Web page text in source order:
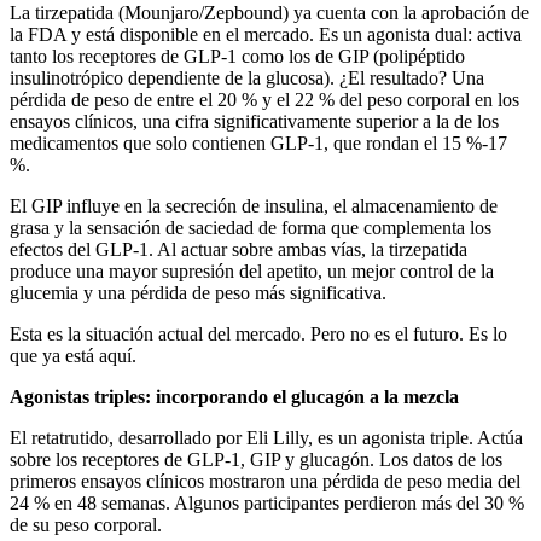
La tirzepatida (Mounjaro/Zepbound) ya cuenta con la aprobación de
la FDA y está disponible en el mercado. Es un agonista dual: activa
tanto los receptores de GLP-1 como los de GIP (polipéptido
insulinotrópico dependiente de la glucosa). ¿El resultado? Una
pérdida de peso de entre el 20 % y el 22 % del peso corporal en los
ensayos clínicos, una cifra significativamente superior a la de los
medicamentos que solo contienen GLP-1, que rondan el 15 %-17
%.
El GIP influye en la secreción de insulina, el almacenamiento de
grasa y la sensación de saciedad de forma que complementa los
efectos del GLP-1. Al actuar sobre ambas vías, la tirzepatida
produce una mayor supresión del apetito, un mejor control de la
glucemia y una pérdida de peso más significativa.
Esta es la situación actual del mercado. Pero no es el futuro. Es lo
que ya está aquí.
Agonistas triples: incorporando el glucagón a la mezcla
El retatrutido, desarrollado por Eli Lilly, es un agonista triple. Actúa
sobre los receptores de GLP-1, GIP y glucagón. Los datos de los
primeros ensayos clínicos mostraron una pérdida de peso media del
24 % en 48 semanas. Algunos participantes perdieron más del 30 %
de su peso corporal.